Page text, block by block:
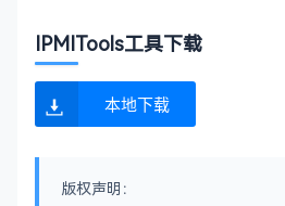
IPMITools工具下载
本地下载
版权声明：